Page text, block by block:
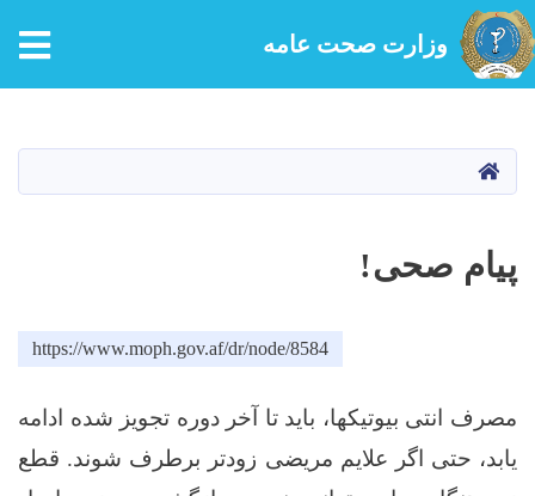
content
وزارت صحت عامه
HOME
پیام صحی!
https://www.moph.gov.af/dr/node/8584
مصرف انتی بیوتیکها، باید تا آخر دوره تجویز شده ادامه
یابد، حتی اگر علایم مریضی زودتر برطرف شوند. قطع